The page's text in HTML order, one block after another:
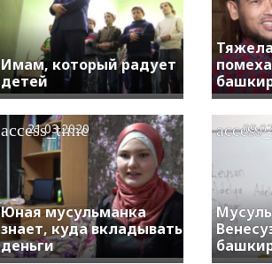
Имам, который радует
детей
Юная мусульманка
знает, куда вкладывать
деньги
access_time
21.03.2020